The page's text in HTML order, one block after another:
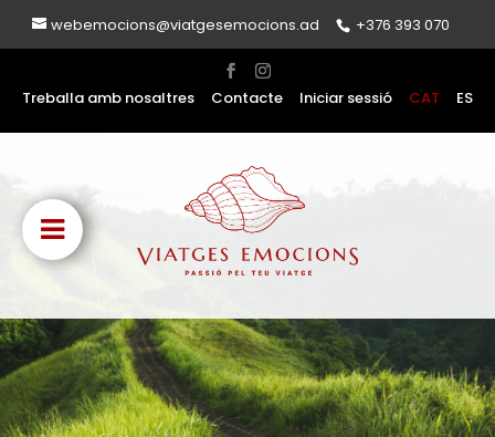
webemocions@viatgesemocions.ad +376 393 070
Treballa amb nosaltres Contacte Iniciar sessió CAT ES